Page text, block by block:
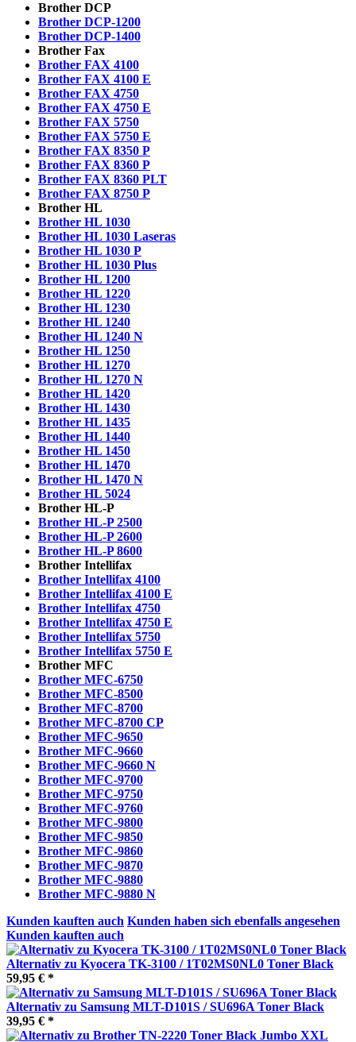
Brother DCP
Brother DCP-1200
Brother DCP-1400
Brother Fax
Brother FAX 4100
Brother FAX 4100 E
Brother FAX 4750
Brother FAX 4750 E
Brother FAX 5750
Brother FAX 5750 E
Brother FAX 8350 P
Brother FAX 8360 P
Brother FAX 8360 PLT
Brother FAX 8750 P
Brother HL
Brother HL 1030
Brother HL 1030 Laseras
Brother HL 1030 P
Brother HL 1030 Plus
Brother HL 1200
Brother HL 1220
Brother HL 1230
Brother HL 1240
Brother HL 1240 N
Brother HL 1250
Brother HL 1270
Brother HL 1270 N
Brother HL 1420
Brother HL 1430
Brother HL 1435
Brother HL 1440
Brother HL 1450
Brother HL 1470
Brother HL 1470 N
Brother HL 5024
Brother HL-P
Brother HL-P 2500
Brother HL-P 2600
Brother HL-P 8600
Brother Intellifax
Brother Intellifax 4100
Brother Intellifax 4100 E
Brother Intellifax 4750
Brother Intellifax 4750 E
Brother Intellifax 5750
Brother Intellifax 5750 E
Brother MFC
Brother MFC-6750
Brother MFC-8500
Brother MFC-8700
Brother MFC-8700 CP
Brother MFC-9650
Brother MFC-9660
Brother MFC-9660 N
Brother MFC-9700
Brother MFC-9750
Brother MFC-9760
Brother MFC-9800
Brother MFC-9850
Brother MFC-9860
Brother MFC-9870
Brother MFC-9880
Brother MFC-9880 N
Kunden kauften auch Kunden haben sich ebenfalls angesehen
Kunden kauften auch
Alternativ zu Kyocera TK-3100 / 1T02MS0NL0 Toner Black
59,95 € *
Alternativ zu Samsung MLT-D101S / SU696A Toner Black
39,95 € *